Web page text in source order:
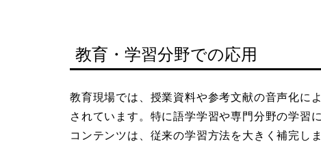
教育・学習分野での応用
教育現場では、授業資料や参考文献の音声化に
されています。特に語学学習や専門分野の学習
コンテンツは、従来の学習方法を大きく補完しま